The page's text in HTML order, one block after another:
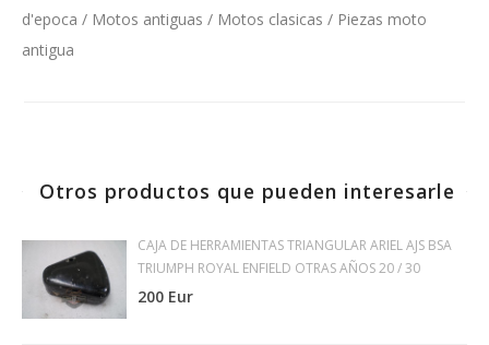
d'epoca / Motos antiguas / Motos clasicas / Piezas moto
antigua
Otros productos que pueden interesarle
CAJA DE HERRAMIENTAS TRIANGULAR ARIEL AJS BSA
TRIUMPH ROYAL ENFIELD OTRAS AÑOS 20 / 30
200 Eur